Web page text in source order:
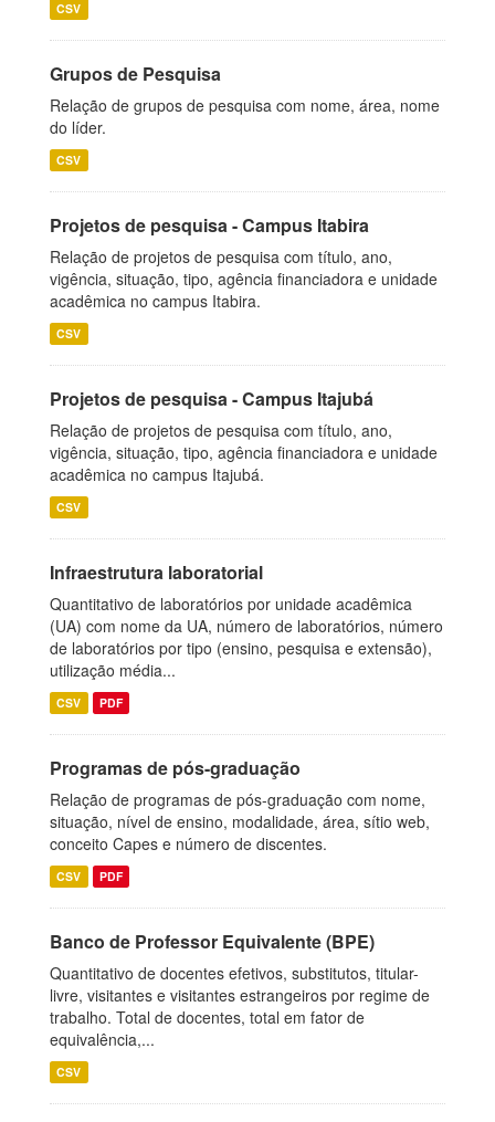
CSV
Grupos de Pesquisa
Relação de grupos de pesquisa com nome, área, nome
do líder.
CSV
Projetos de pesquisa - Campus Itabira
Relação de projetos de pesquisa com título, ano,
vigência, situação, tipo, agência financiadora e unidade
acadêmica no campus Itabira.
CSV
Projetos de pesquisa - Campus Itajubá
Relação de projetos de pesquisa com título, ano,
vigência, situação, tipo, agência financiadora e unidade
acadêmica no campus Itajubá.
CSV
Infraestrutura laboratorial
Quantitativo de laboratórios por unidade acadêmica
(UA) com nome da UA, número de laboratórios, número
de laboratórios por tipo (ensino, pesquisa e extensão),
utilização média...
CSV PDF
Programas de pós-graduação
Relação de programas de pós-graduação com nome,
situação, nível de ensino, modalidade, área, sítio web,
conceito Capes e número de discentes.
CSV PDF
Banco de Professor Equivalente (BPE)
Quantitativo de docentes efetivos, substitutos, titular-
livre, visitantes e visitantes estrangeiros por regime de
trabalho. Total de docentes, total em fator de
equivalência,...
CSV